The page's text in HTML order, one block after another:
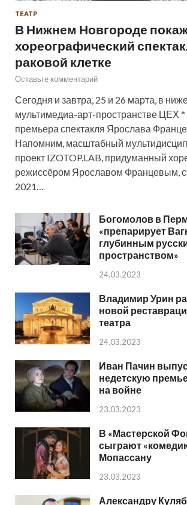
ТЕАТР
В Нижнем Новгороде
хореографический
раковой клетке
Оставьте комментарий
Сегодня и завтра, 25 и 26 марта, в
мультимедиа-арт-пространстве ЦЕХ *
премьера спектакля Ярослава
Напомним, масштабный
проект IZOTOP.LAB, придуманный
режиссёром Ярославом Францевым,
2021…
Богомолов в
«препарирует
глубинным
пространством»
24.03.2023
Владимир Урин
новой
театра
24.03.2023
Иван Пачин
недетскую
на войне
23.03.2023
В «Мастерской
сыграют
Мопассану
23.03.2023
Александру